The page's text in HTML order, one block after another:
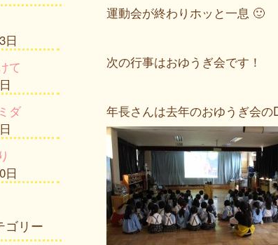
運動会が終わりホッと一息 🙂
次の行事はおゆうぎ会です！
年長さんは去年のおゆうぎ会の
日
て
ダ
日
ゴリー